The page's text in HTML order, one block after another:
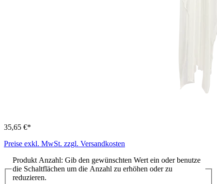
35,65 €*
Preise exkl. MwSt. zzgl. Versandkosten
Produkt Anzahl: Gib den gewünschten Wert ein oder benutze
die Schaltflächen um die Anzahl zu erhöhen oder zu
reduzieren.